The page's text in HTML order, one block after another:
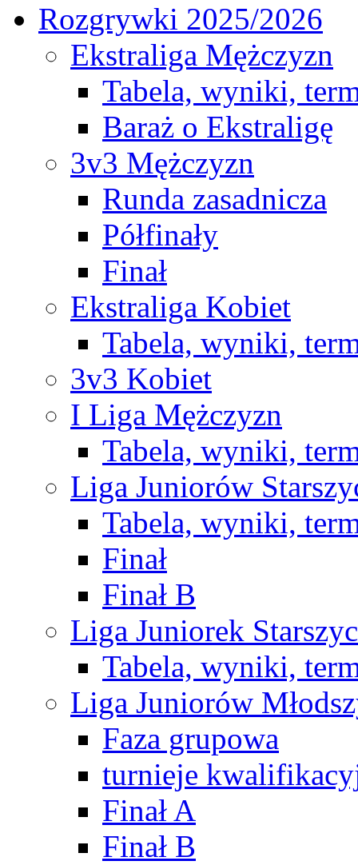
Rozgrywki 2025/2026
Ekstraliga Mężczyzn
Tabela, wyniki,
Baraż o Ekstraligę
3v3 Mężczyzn
Runda zasadnicza
Półfinały
Finał
Ekstraliga Kobiet
Tabela, wyniki,
3v3 Kobiet
I Liga Mężczyzn
Tabela, wyniki,
Liga Juniorów
Tabela, wyniki,
Finał
Finał B
Liga Juniorek
Tabela, wyniki,
Liga Juniorów
Faza grupowa
turnieje
Finał A
Finał B